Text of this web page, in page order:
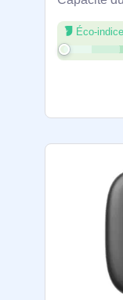
Facteur
lecture:
1800 Mo/s,
PC/
Éco-indice